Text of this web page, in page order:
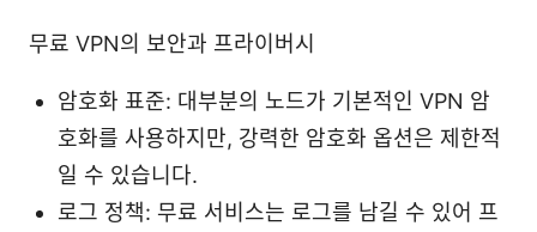
무료 VPN의 보안과 프라이버시
암호화 표준: 대부분의 노드가 기본적인 VPN 암
호화를 사용하지만, 강력한 암호화 옵션은 제한적
일 수 있습니다.
로그 정책: 무료 서비스는 로그를 남길 수 있어 프